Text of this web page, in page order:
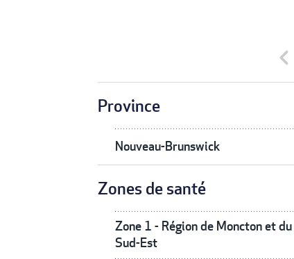
chevron_left
Province
Nouveau-Brunswick
Zones de santé
Zone 1 - Région de Moncton et du
Sud-Est